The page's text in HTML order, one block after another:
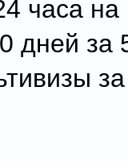
часа на
дней за